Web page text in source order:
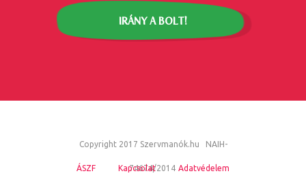
IRÁNY A BOLT!
Copyright 2017 Szervmanók.hu NAIH-
74674/2014
ÁSZF Kapcsolat Adatvédelem